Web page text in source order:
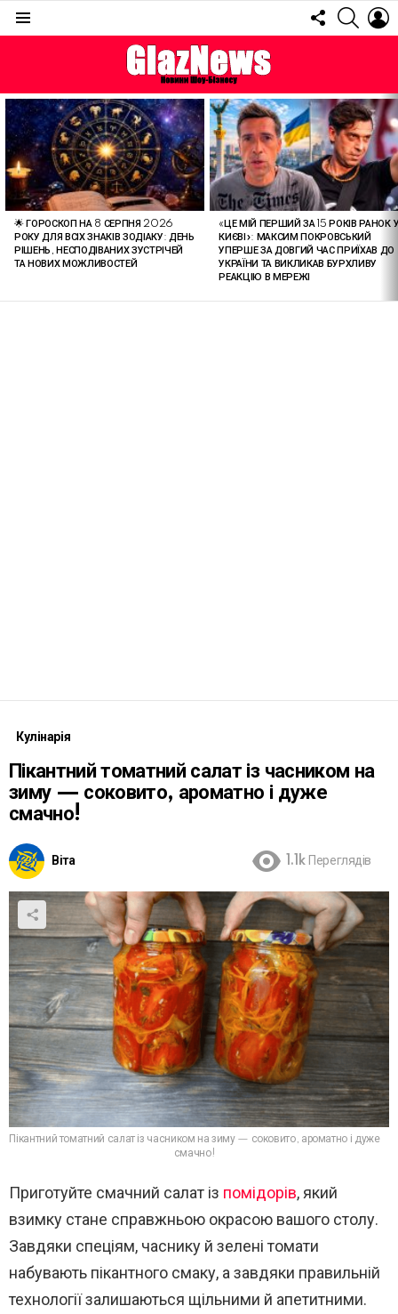
FOLLOW
US
ОСТАННІ
СТАТТІ
🌟 ГОРОСКОП НА 8 СЕРПНЯ 2026
РОКУ ДЛЯ ВСІХ ЗНАКІВ ЗОДІАКУ: ДЕНЬ
РІШЕНЬ, НЕСПОДІВАНИХ ЗУСТРІЧЕЙ
ТА НОВИХ МОЖЛИВОСТЕЙ
«ЦЕ МІЙ ПЕРШИЙ ЗА 15 РОКІВ РАНОК
КИЄВІ»: МАКСИМ ПОКРОВСЬКИЙ
УПЕРШЕ ЗА ДОВГИЙ ЧАС ПРИЇХАВ ДО
УКРАЇНИ ТА ВИКЛИКАВ БУРХЛИВУ
РЕАКЦІЮ В МЕРЕЖІ
Кулінарія
Пікантний томатний салат із часником на
зиму — соковито, ароматно і дуже
смачно!
Віта 1.1k Переглядів
Пікантний томатний салат із часником на зиму — соковито, ароматно і дуже
смачно!
Приготуйте смачний салат із помідорів, який
взимку стане справжньою окрасою вашого столу.
Завдяки спеціям, часнику й зелені томати
набувають пікантного смаку, а завдяки правильній
технології залишаються щільними й апетитними.